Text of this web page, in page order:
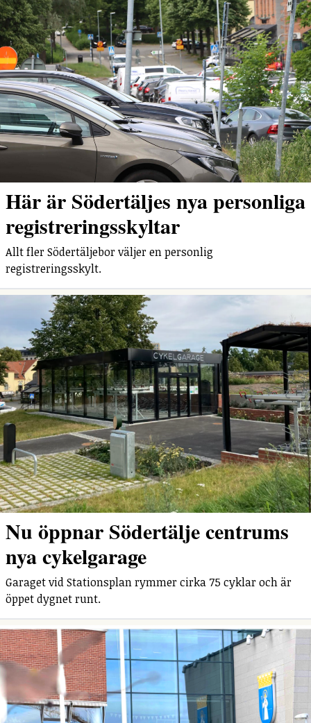
Här är Södertäljes nya personliga
registreringsskyltar
Allt fler Södertäljebor väljer en personlig
registreringsskylt.
Nu öppnar Södertälje centrums
nya cykelgarage
Garaget vid Stationsplan rymmer cirka 75 cyklar och är
öppet dygnet runt.